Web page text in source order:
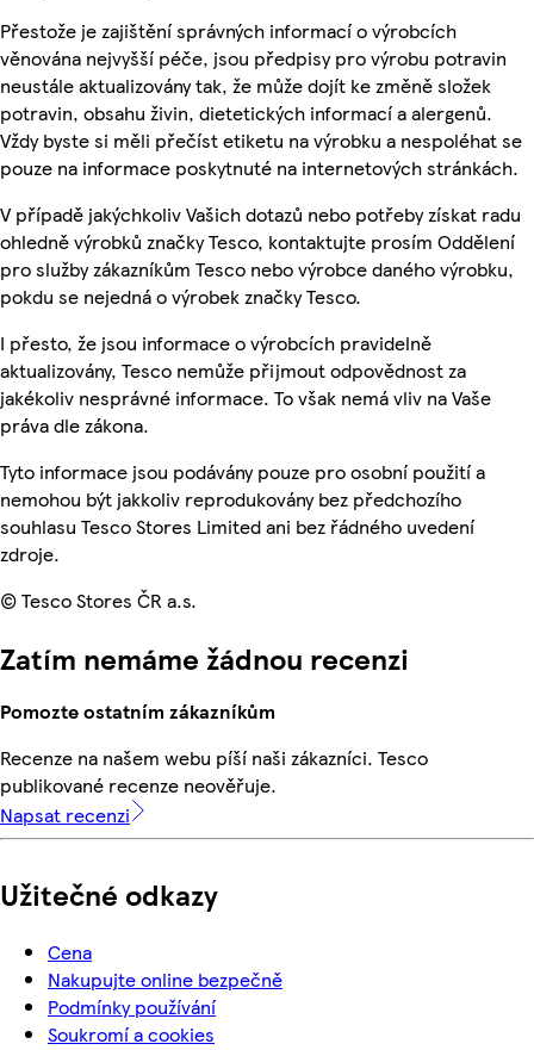
Přestože je zajištění správných informací o výrobcích
věnována nejvyšší péče, jsou předpisy pro výrobu potravin
neustále aktualizovány tak, že může dojít ke změně složek
potravin, obsahu živin, dietetických informací a alergenů.
Vždy byste si měli přečíst etiketu na výrobku a nespoléhat se
pouze na informace poskytnuté na internetových stránkách.
V případě jakýchkoliv Vašich dotazů nebo potřeby získat radu
ohledně výrobků značky Tesco, kontaktujte prosím Oddělení
pro služby zákazníkům Tesco nebo výrobce daného výrobku,
pokdu se nejedná o výrobek značky Tesco.
I přesto, že jsou informace o výrobcích pravidelně
aktualizovány, Tesco nemůže přijmout odpovědnost za
jakékoliv nesprávné informace. To však nemá vliv na Vaše
práva dle zákona.
Tyto informace jsou podávány pouze pro osobní použití a
nemohou být jakkoliv reprodukovány bez předchozího
souhlasu Tesco Stores Limited ani bez řádného uvedení
zdroje.
© Tesco Stores ČR a.s.
Zatím nemáme žádnou recenzi
Pomozte ostatním zákazníkům
Recenze na našem webu píší naši zákazníci. Tesco
publikované recenze neověřuje.
Napsat recenzi
Užitečné odkazy
Cena
Nakupujte online bezpečně
Podmínky používání
Soukromí a cookies